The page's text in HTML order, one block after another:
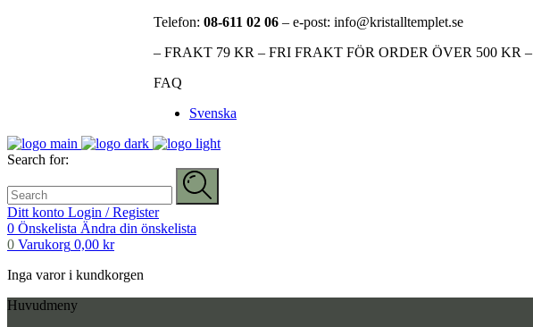
Telefon: 08-611 02 06 – e-post: info@kristalltemplet.se
– FRAKT 79 KR – FRI FRAKT FÖR ORDER ÖVER 500 KR –
FAQ
Svenska
Search for:
Ditt konto Login / Register
0 Önskelista Ändra din önskelista
0 Varukorg 0,00 kr
Inga varor i kundkorgen
Huvudmeny